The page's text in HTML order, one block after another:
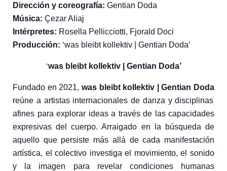
Dirección y coreografía: Gentian Doda
Música: Çezar Aliaj
Intérpretes: Rosella Pellicciotti, Fjorald Doci
Producción: ‘was bleibt kollektiv | Gentian Doda’
‘was bleibt kollektiv | Gentian Doda’
Fundado en 2021, was bleibt kollektiv | Gentian Doda
reúne a artistas internacionales de danza y disciplinas
afines para explorar ideas a través de las capacidades
expresivas del cuerpo. Arraigado en la búsqueda de
aquello que persiste más all á de cada manifestación
artística, el colectivo investiga el movimiento, el sonido
y la imagen para revelar condiciones humanas